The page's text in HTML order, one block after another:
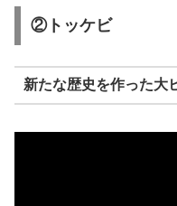
②トッケビ
新たな歴史を作った大